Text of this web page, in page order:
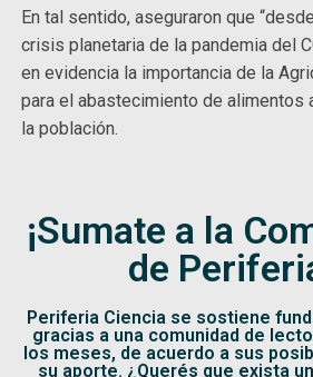
En tal sentido, aseguraron que
crisis planetaria de la pandemia del
en evidencia la importancia de la
para el abastecimiento de alimentos
la población.
¡Sumate a la
de
Periferia Ciencia se sostiene
gracias a una comunidad de
los meses, de acuerdo a sus
su aporte. ¿Querés que exista